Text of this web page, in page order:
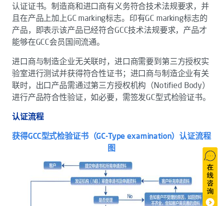
认证证书。制造商和进口商有义务符合技术法规要求，并
且在产品上加上GC marking标志。印有GC marking标志的
产品，即表示该产品已经符合GCC技术法规要求，产品才
能够在GCC会员国间流通。
进口商与制造企业无关联时，进口商需要到第三方授权实
验室进行测试并获得符合性证书；进口商与制造企业有关
联时，出口产品需通过第三方授权机构（Notified Body）
进行产品符合性验证，如必要，需签发GC型式检验证书。
认证流程
获得GCC型式检验证书（GC-Type examination）认证流程
图